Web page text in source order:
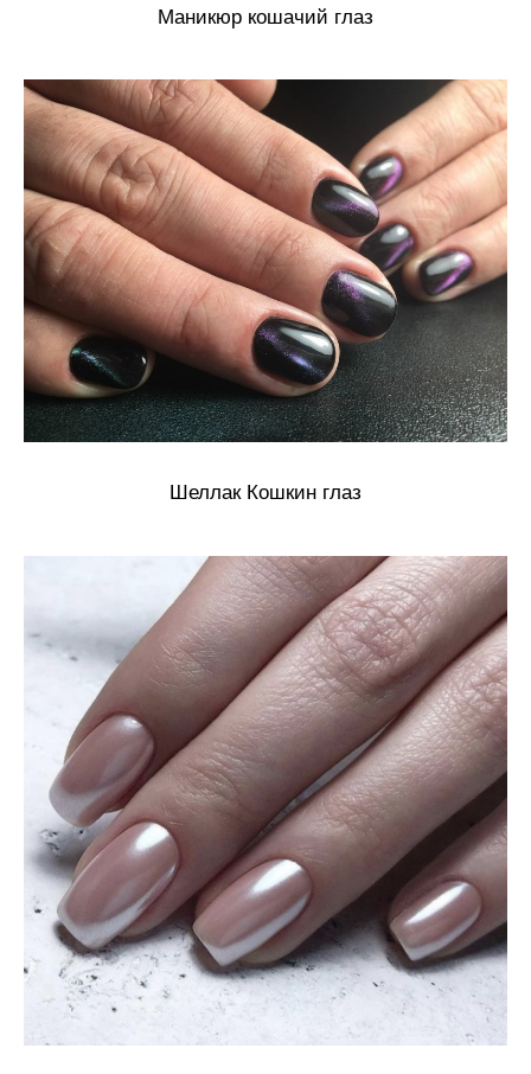
Маникюр кошачий глаз
Шеллак Кошкин глаз